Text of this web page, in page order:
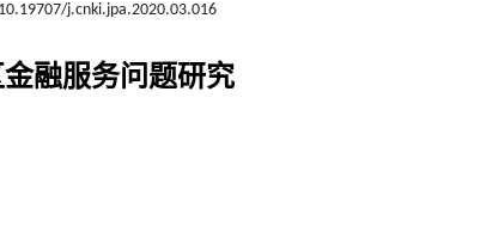
10.19707/j.cnki.jpa.2020.03.016
融服务问题研究